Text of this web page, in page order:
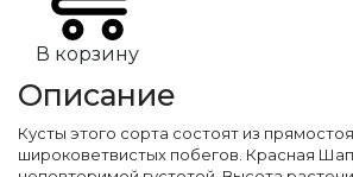
В корзину
Описание
Кусты этого сорта состоят из
широковетвистых побегов. Красная